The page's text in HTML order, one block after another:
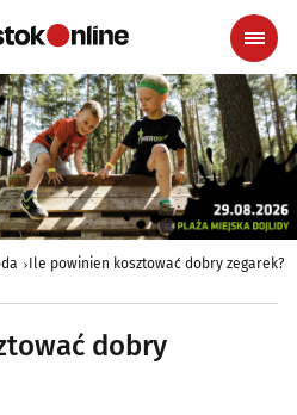
Ile powinien kosztować dobry zegarek?
dobry